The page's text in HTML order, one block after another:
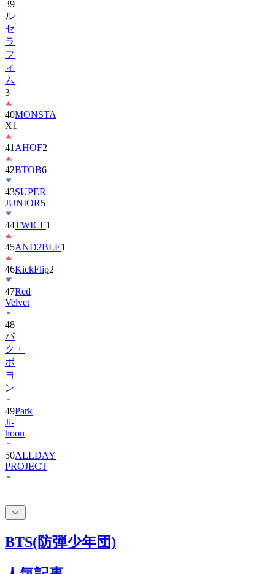
セ
ラ
フ
ィ
ム
3
40
X
41AHOF
42 BTOB6
43SUPER
JUNIOR
44TWICE
45AND2BLE
46KickFlip2
47Red
Velvet
48
パ
ク・
ボ
ヨ
ン
49
Ji-
hoon
50ALLDAY
PROJECT
BTS(防弾少年団)